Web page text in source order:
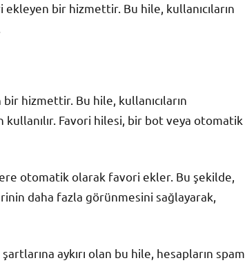
bir hizmettir. Bu hile, kullanıcıların
hizmettir. Bu hile, kullanıcıların
Favori hilesi, bir bot veya otomatik
otomatik olarak favori ekler. Bu şekilde,
daha fazla görünmesini sağlayarak,
aykırı olan bu hile, hesapların spam